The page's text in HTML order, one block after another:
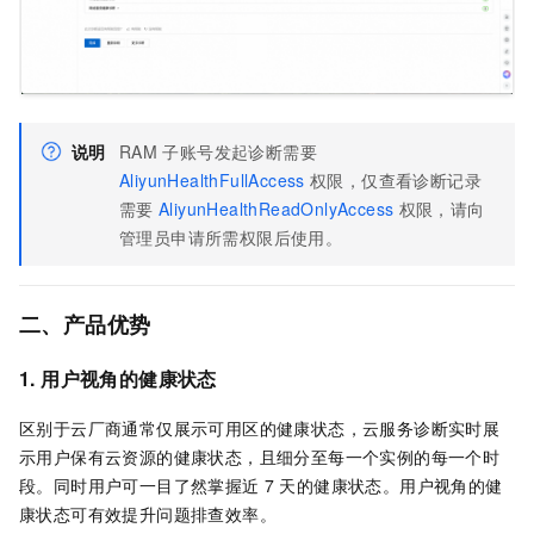
说明 RAM 子账号发起诊断需要
AliyunHealthFullAccess 权限，仅查看诊断记录
需要 AliyunHealthReadOnlyAccess 权限，请向
管理员申请所需权限后使用。
二、产品优势
1. 用户视角的健康状态
区别于云厂商通常仅展示可用区的健康状态，云服务诊断实时展
示用户保有云资源的健康状态，且细分至每一个实例的每一个时
段。同时用户可一目了然掌握近 7 天的健康状态。用户视角的健
康状态可有效提升问题排查效率。